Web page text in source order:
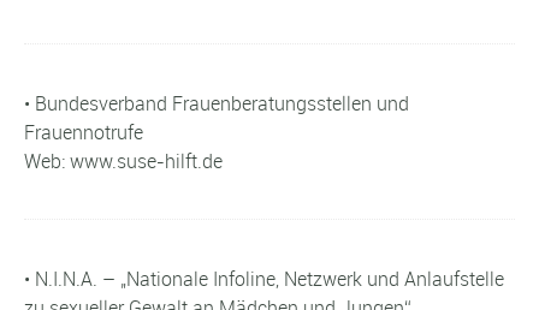
• Bundesverband Frauenberatungsstellen und
Frauennotrufe
Web: www.suse-hilft.de
• N.I.N.A. – „Nationale Infoline, Netzwerk und Anlaufstelle